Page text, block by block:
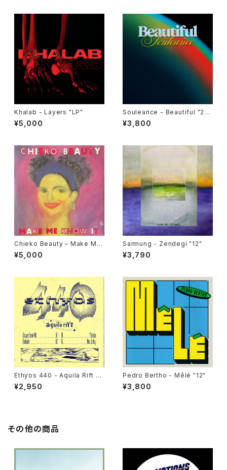
Khalab - Layers "LP"
¥5,000
Souleance - Beautiful "2L
P"
¥3,800
Chieko Beauty ‎– Make Me
Know It "used 7"
¥5,000
Sarmung - Zendegi "12"
¥3,790
Ethyos 440 - Aquila Rift "1
2"
¥2,950
Pedro Bertho - Mêlé "12"
¥3,800
その他の商品